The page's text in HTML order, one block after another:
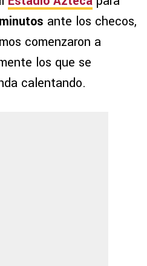
ante los checos,
comenzaron a
los que se
calentando.